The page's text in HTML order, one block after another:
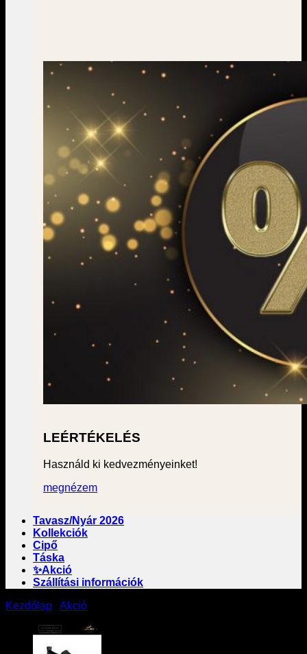
LEÉRTÉKELÉS
Használd ki kedvezményeinket!
megnézem
Tavasz/Nyár 2026
Kollekciók
Cipő
Táska
✨Akció
Szállítási információk
Kezdőlap
Akció